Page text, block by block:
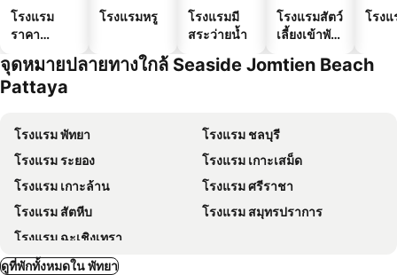
โรงแรม
ราคา
โรงแรมหรู
โรงแรมมี
สระว่ายน้ำ
โรงแรมสัตว์
เลี้ยงเข้าพัก
โรง
จุดหมายปลายทางใกล้ Seaside Jomtien Beach
Pattaya
โรงแรม พัทยา
โรงแรม ชลบุรี
โรงแรม ระยอง
โรงแรม เกาะเสม็ด
โรงแรม เกาะล้าน
โรงแรม ศรีราชา
โรงแรม สัตหีบ
โรงแรม สมุทรปราการ
โรงแรม ฉะเชิงเทรา
ดูที่พักทั้งหมดใน พัทยา